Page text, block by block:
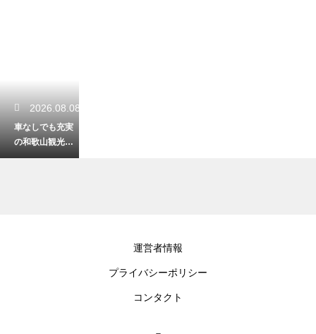
2026.08.08
車なしでも充実
の和歌山観光！2
泊3日で巡る絶景
運営者情報
プライバシーポリシー
コンタクト